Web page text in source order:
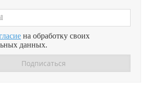
на обработку своих
данных.